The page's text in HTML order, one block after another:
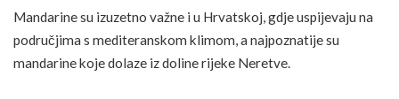
Mandarine su izuzetno važne i u Hrvatskoj, gdje uspijevaju na
područjima s mediteranskom klimom, a najpoznatije su
mandarine koje dolaze iz doline rijeke Neretve.